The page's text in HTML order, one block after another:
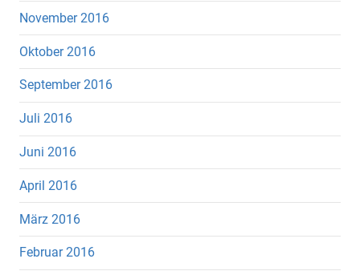
November 2016
Oktober 2016
September 2016
Juli 2016
Juni 2016
April 2016
März 2016
Februar 2016